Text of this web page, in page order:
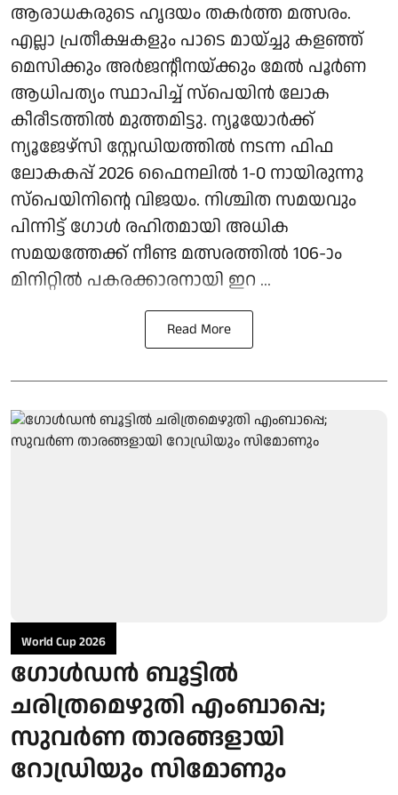
ആരാധകരുടെ ഹൃദയം തകര്‍ത്ത മത്സരം.
എല്ലാ പ്രതീക്ഷകളും പാടെ മായ്ച്ചു കളഞ്ഞ്
മെസിക്കും അര്‍ജന്റീനയ്ക്കും മേല്‍ പൂര്‍ണ
ആധിപത്യം സ്ഥാപിച്ച് സ്‌പെയിന്‍ ലോക
കീരീടത്തില്‍ മുത്തമിട്ടു. ന്യൂയോര്‍ക്ക്
ന്യൂജേഴ്സി സ്റ്റേഡിയത്തില്‍ നടന്ന ഫിഫ
ലോകകപ്പ് 2026 ഫൈനലില്‍ 1-0 നായിരുന്നു
സ്‌പെയിനിന്റെ വിജയം. നിശ്ചിത സമയവും
പിന്നിട്ട് ഗോള്‍ രഹിതമായി അധിക
സമയത്തേക്ക് നീണ്ട മത്സരത്തില്‍ 106-ാം
മിനിറ്റില്‍ പകരക്കാരനായി ഇറ ...
Read More
World Cup 2026
ഗോള്‍ഡന്‍ ബൂട്ടില്‍
ചരിത്രമെഴുതി എംബാപ്പെ;
സുവര്‍ണ താരങ്ങളായി
റോഡ്രിയും സിമോണും